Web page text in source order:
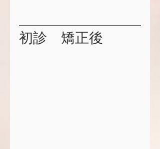
初診　矯正後